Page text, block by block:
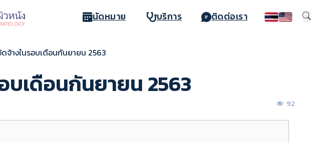
นัดหมาย บริการ ติดต่อเรา
จ้างในรอบเดือนกันยายน 2563
บเดือนกันยายน 2563
92